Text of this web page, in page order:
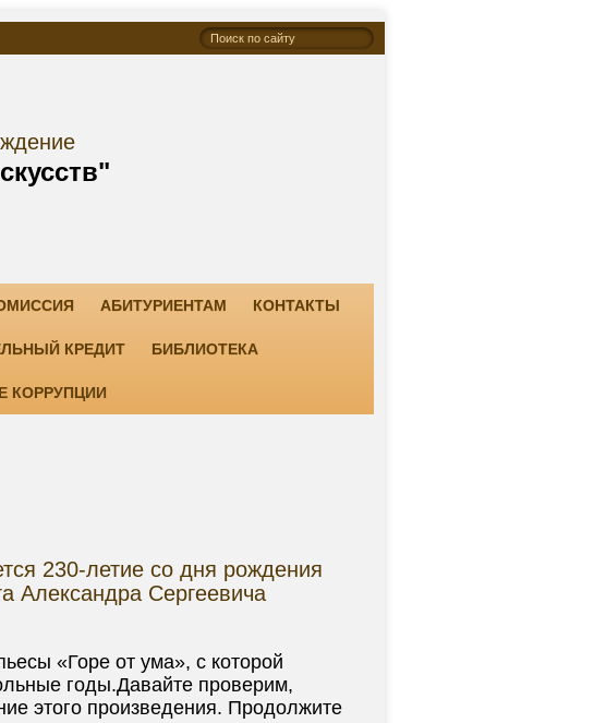
АБИТУРИЕНТАМ КОНТАКТЫ
КРЕДИТ БИБЛИОТЕКА
КОРРУПЦИИ
230-летие со дня рождения
Александра Сергеевича
«Горе от ума», с которой
годы.Давайте проверим,
этого произведения. Продолжите